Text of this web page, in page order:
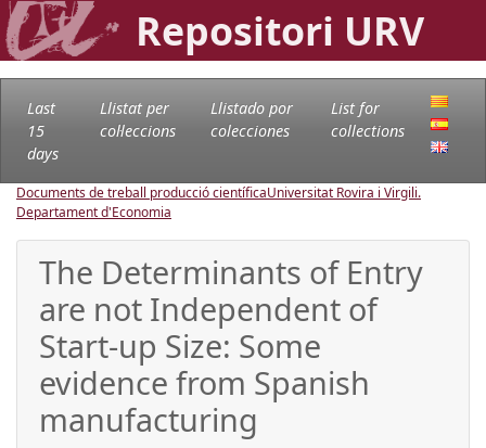
Repositori URV
Last
15
days
Llistat per
col·leccions
Llistado por
colecciones
List for
collections
Documents de treball producció científicaUniversitat Rovira i Virgili.
Departament d'Economia
The Determinants of Entry
are not Independent of
Start-up Size: Some
evidence from Spanish
manufacturing